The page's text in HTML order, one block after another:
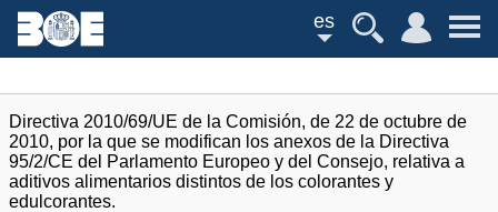
es
Directiva 2010/69/UE de la Comisión, de 22 de octubre de
2010, por la que se modifican los anexos de la Directiva
95/2/CE del Parlamento Europeo y del Consejo, relativa a
aditivos alimentarios distintos de los colorantes y
edulcorantes.